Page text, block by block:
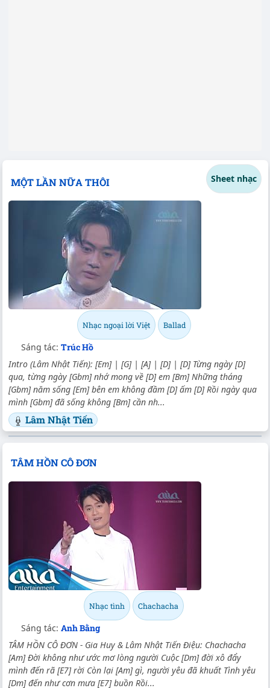
MỘT LẦN NỮA THÔI Sheet nhạc
Nhạc ngoại lời Việt Ballad
Sáng tác: Trúc Hồ
Intro (Lâm Nhật Tiến): [Em] | [G] | [A] | [D] | [D] Từng ngày [D]
qua, từng ngày [Gbm] nhớ mong về [D] em [Bm] Những tháng
[Gbm] năm sống [Em] bên em không đầm [D] ấm [D] Rồi ngày qua
mình [Gbm] đã sống không [Bm] cần nh...
Lâm Nhật Tiến
TÂM HỒN CÔ ĐƠN
Nhạc tình Chachacha
Sáng tác: Anh Bằng
TÂM HỒN CÔ ĐƠN - Gia Huy & Lâm Nhật Tiến Điệu: Chachacha
[Am] Đời không như ước mơ lòng người Cuộc [Dm] đời xô đẩy
mình đến rã [E7] rời Còn lại [Am] gì, người yêu đã khuất Tình yêu
[Dm] đến như cơn mưa [E7] buồn Rồi...